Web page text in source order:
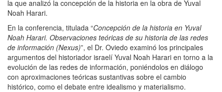
la que analizó la concepción de la historia en la obra de Yuval
Noah Harari.
En la conferencia, titulada “Concepción de la historia en Yuval
Noah Harari. Observaciones teóricas de su historia de las redes
de información (Nexus)”, el Dr. Oviedo examinó los principales
argumentos del historiador israelí Yuval Noah Harari en torno a la
evolución de las redes de información, poniéndolos en diálogo
con aproximaciones teóricas sustantivas sobre el cambio
histórico, como el debate entre idealismo y materialismo.